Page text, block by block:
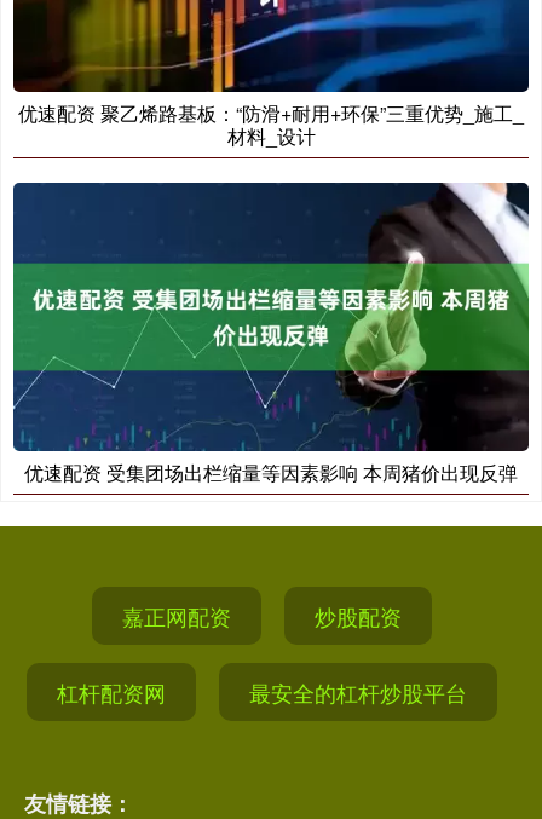
优速配资 聚乙烯路基板：“防滑+耐用+环保”三重优势_施工_
材料_设计
优速配资 受集团场出栏缩量等因素影响 本周猪价出现反弹
嘉正网配资 炒股配资
杠杆配资网 最安全的杠杆炒股平台
友情链接：